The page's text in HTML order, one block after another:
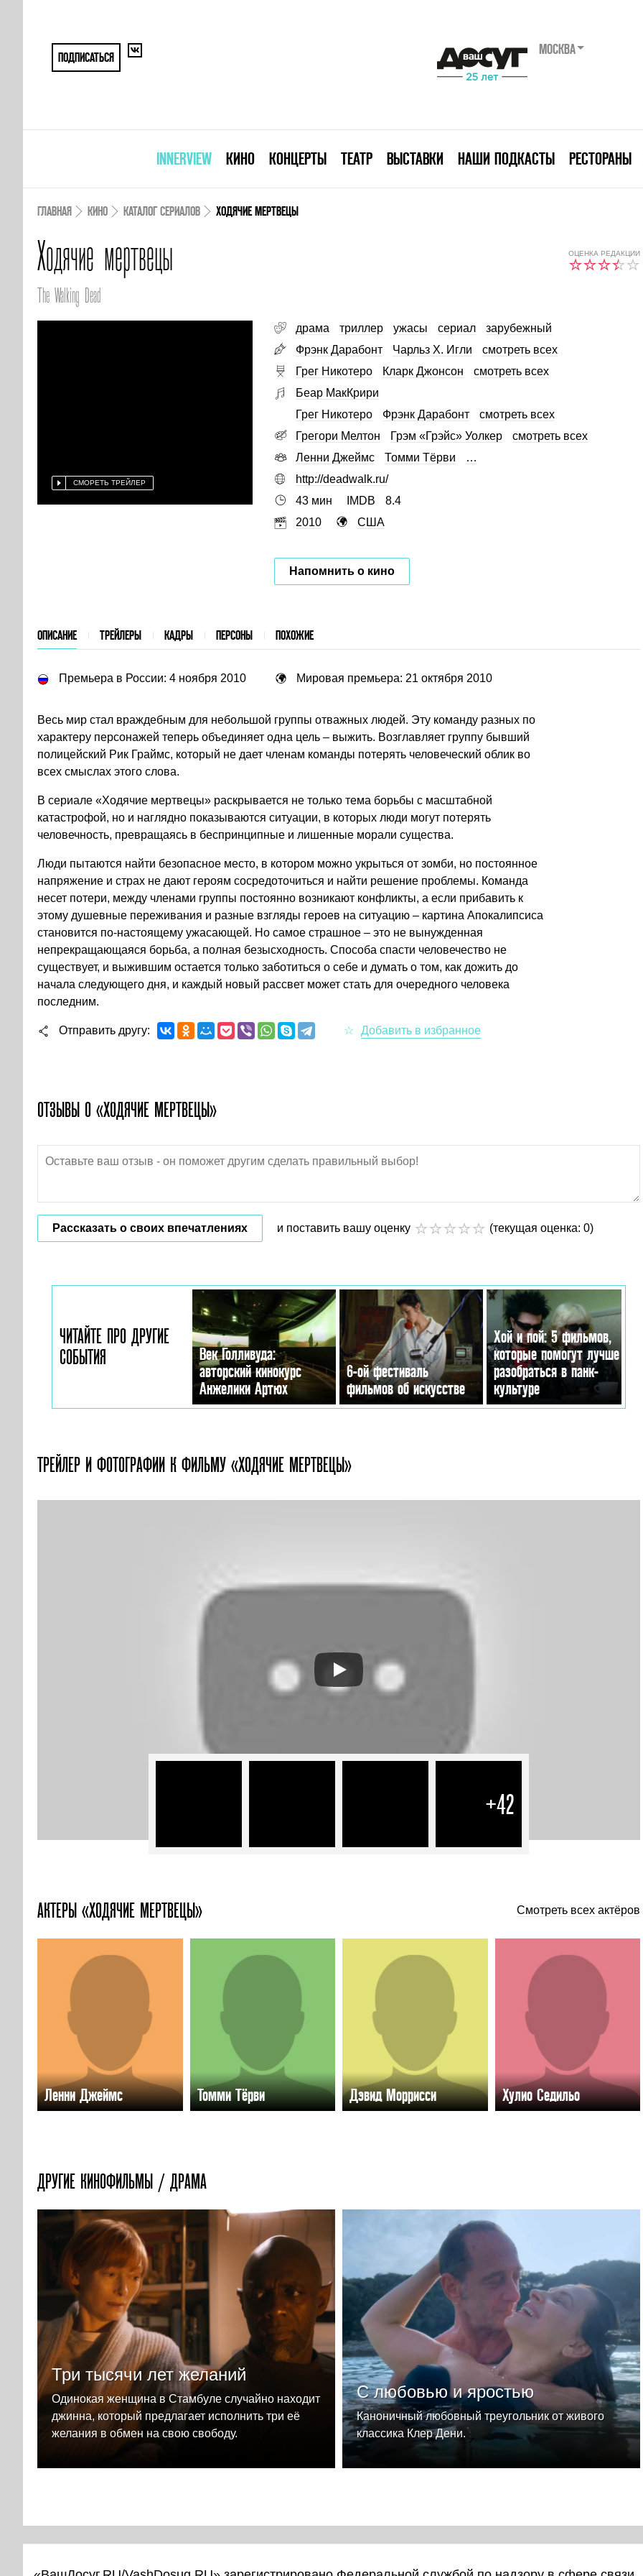
ПОДПИСАТЬСЯ
МОСКВА
INNERVIEW КИНО КОНЦЕРТЫ ТЕАТР ВЫСТАВКИ НАШИ ПОДКАСТЫ РЕСТОРАНЫ
ГЛАВНАЯ КИНО КАТАЛОГ СЕРИАЛОВ ХОДЯЧИЕ МЕРТВЕЦЫ
Ходячие мертвецы ОЦЕНКА РЕДАКЦИИ
The Walking Dead
СМОРЕТЬ ТРЕЙЛЕР
драма триллер ужасы сериал
зарубежный
Фрэнк Дарабонт
Чарльз Х. Игли
смотреть всех
Грег Никотеро
Кларк Джонсон
смотреть всех
Беар МакКрири
Грег Никотеро
Фрэнк Дарабонт
смотреть всех
Грегори Мелтон
Грэм «Грэйс» Уолкер
смотреть всех
Ленни Джеймс
Томми Тёрви
…
http://deadwalk.ru/
43 мин
IMDB
8.4
2010
США
Напомнить о кино
ОПИСАНИЕ ТРЕЙЛЕРЫ КАДРЫ ПЕРСОНЫ ПОХОЖИЕ
Премьера в России: 4 ноября 2010 Мировая премьера: 21 октября 2010
Весь мир стал враждебным для небольшой группы отважных людей. Эту команду разных по
характеру персонажей теперь объединяет одна цель – выжить. Возглавляет группу бывший
полицейский Рик Граймс, который не дает членам команды потерять человеческий облик во
всех смыслах этого слова.
В сериале «Ходячие мертвецы» раскрывается не только тема борьбы с масштабной
катастрофой, но и наглядно показываются ситуации, в которых люди могут потерять
человечность, превращаясь в беспринципные и лишенные морали существа.
Люди пытаются найти безопасное место, в котором можно укрыться от зомби, но постоянное
напряжение и страх не дают героям сосредоточиться и найти решение проблемы. Команда
несет потери, между членами группы постоянно возникают конфликты, а если прибавить к
этому душевные переживания и разные взгляды героев на ситуацию – картина Апокалипсиса
становится по-настоящему ужасающей. Но самое страшное – это не вынужденная
непрекращающаяся борьба, а полная безысходность. Способа спасти человечество не
существует, и выжившим остается только заботиться о себе и думать о том, как дожить до
начала следующего дня, и каждый новый рассвет может стать для очередного человека
последним.
Отправить другу
ОТЗЫВЫ О «ХОДЯЧИЕ МЕРТВЕЦЫ»
Рассказать о своих впечатлениях и поставить вашу оценку (текущая оценка: 0)
ЧИТАЙТЕ ПРО ДРУГИЕ
СОБЫТИЯ
Век Голливуда:
авторский кинокурс
Анжелики Артюх
6-ой фестиваль
фильмов об искусстве
Хой и пой: 5 фильмов,
которые помогут лучше
разобраться в панк-
культуре
ТРЕЙЛЕР И ФОТОГРАФИИ К ФИЛЬМУ «ХОДЯЧИЕ МЕРТВЕЦЫ»
+42
АКТЕРЫ «ХОДЯЧИЕ МЕРТВЕЦЫ» Смотреть всех актёров
Ленни Джеймс Томми Тёрви Дэвид Моррисси Хулио Седильо
ДРУГИЕ КИНОФИЛЬМЫ / ДРАМА
Три тысячи лет желаний
Одинокая женщина в Стамбуле случайно находит
джинна, который предлагает исполнить три её
желания в обмен на свою свободу.
С любовью и яростью
Каноничный любовный треугольник от живого
классика Клер Дени.